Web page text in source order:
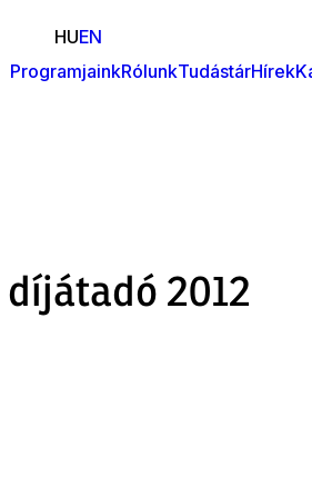
HUEN
ProgramjainkRólunkTudástárHírek
2012